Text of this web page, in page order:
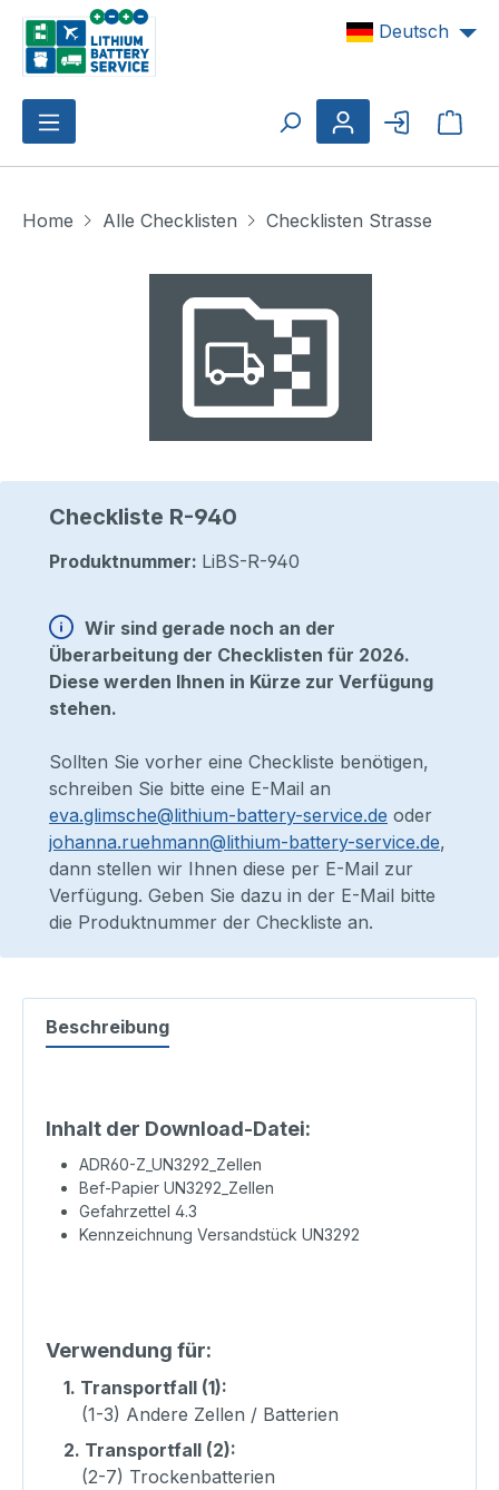
Zum Hauptinhalt springen Deutsch
Home Alle Checklisten
Checklisten Strasse
Checkliste R-940
Produktnummer: LiBS-R-940
Wir sind gerade noch an der
Überarbeitung der Checklisten für 2026.
Diese werden Ihnen in Kürze zur Verfügung
stehen.
Sollten Sie vorher eine Checkliste benötigen,
schreiben Sie bitte eine E-Mail an
eva.glimsche@lithium-battery-service.de oder
johanna.ruehmann@lithium-battery-service.de,
dann stellen wir Ihnen diese per E-Mail zur
Verfügung. Geben Sie dazu in der E-Mail bitte
die Produktnummer der Checkliste an.
Beschreibung
Inhalt der Download-Datei:
ADR60-Z_UN3292_Zellen
Bef-Papier UN3292_Zellen
Gefahrzettel 4.3
Kennzeichnung Versandstück UN3292
Verwendung für:
1. Transportfall (1):
(1-3) Andere Zellen / Batterien
2. Transportfall (2):
(2-7) Trockenbatterien